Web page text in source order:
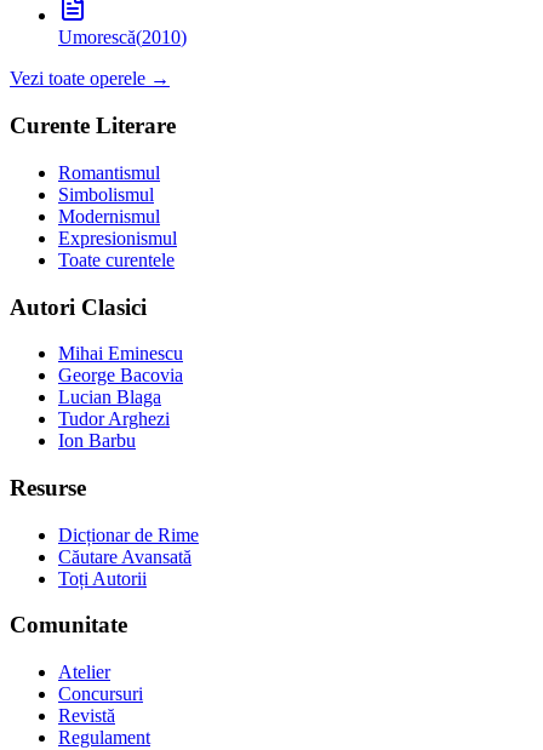
Umorescă(2010)
Vezi toate operele →
Curente Literare
Romantismul
Simbolismul
Modernismul
Expresionismul
Toate curentele
Autori Clasici
Mihai Eminescu
George Bacovia
Lucian Blaga
Tudor Arghezi
Ion Barbu
Resurse
Dicționar de Rime
Căutare Avansată
Toți Autorii
Comunitate
Atelier
Concursuri
Revistă
Regulament